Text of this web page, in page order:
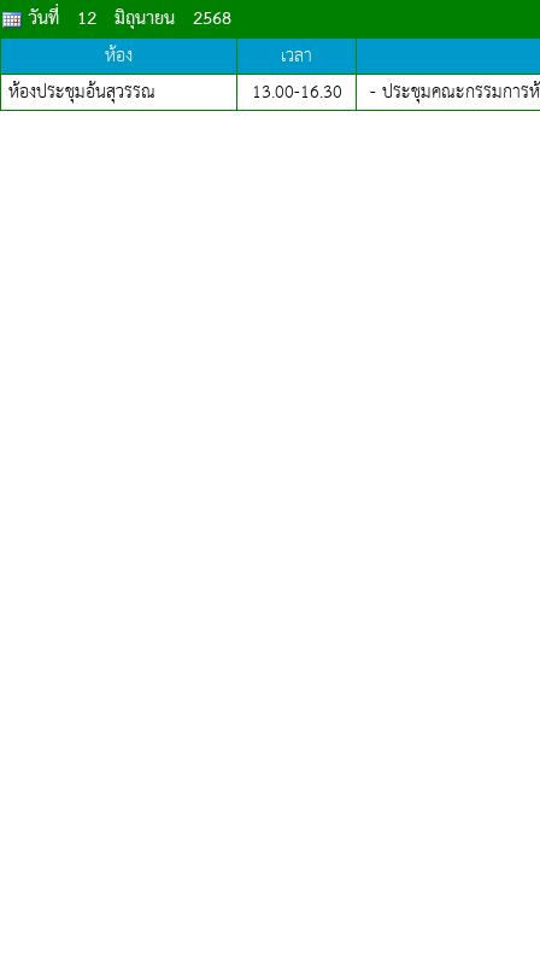
วันที่ 12 มิถุนายน 2568
ห้อง
เวลา
ห้องประชุมอ้นสุวรรณ
13.00-16.30 - ประชุมคณะกรรมการ